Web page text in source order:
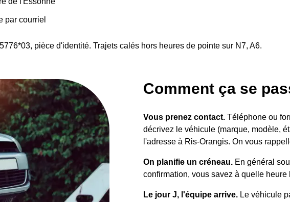
par courriel
pièce d'identité. Trajets calés hors heures de pointe sur N7, A6.
Comment ça se
Vous prenez contact. Téléphone ou
décrivez le véhicule (marque, modèle,
l'adresse à Ris-Orangis. On vous
On planifie un créneau. En général
confirmation, vous savez à quelle heure
Le jour J, l'équipe arrive. Le véhicule